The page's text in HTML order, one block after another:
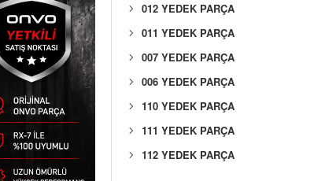
012 YEDEK PARÇA
011 YEDEK PARÇA
007 YEDEK PARÇA
006 YEDEK PARÇA
110 YEDEK PARÇA
111 YEDEK PARÇA
112 YEDEK PARÇA